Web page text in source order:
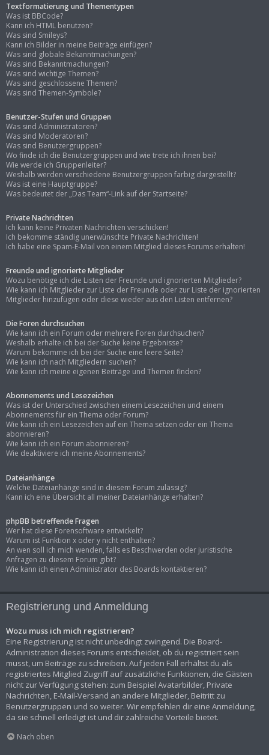
Textformatierung und Thementypen
Was ist BBCode?
Kann ich HTML benutzen?
Was sind Smileys?
Kann ich Bilder in meine Beiträge einfügen?
Was sind globale Bekanntmachungen?
Was sind Bekanntmachungen?
Was sind wichtige Themen?
Was sind geschlossene Themen?
Was sind Themen-Symbole?
Benutzer-Stufen und Gruppen
Was sind Administratoren?
Was sind Moderatoren?
Was sind Benutzergruppen?
Wo finde ich die Benutzergruppen und wie trete ich ihnen bei?
Wie werde ich Gruppenleiter?
Weshalb werden verschiedene Benutzergruppen farbig dargestellt?
Was ist eine Hauptgruppe?
Was bedeutet der „Das Team“-Link auf der Startseite?
Private Nachrichten
Ich kann keine Privaten Nachrichten verschicken!
Ich bekomme ständig unerwünschte Private Nachrichten!
Ich habe eine Spam-E-Mail von einem Mitglied dieses Forums erhalten!
Freunde und ignorierte Mitglieder
Wozu benötige ich die Listen der Freunde und ignorierten Mitglieder?
Wie kann ich Mitglieder zur Liste der Freunde oder zur Liste der ignorierten
Mitglieder hinzufügen oder diese wieder aus den Listen entfernen?
Die Foren durchsuchen
Wie kann ich ein Forum oder mehrere Foren durchsuchen?
Weshalb erhalte ich bei der Suche keine Ergebnisse?
Warum bekomme ich bei der Suche eine leere Seite?
Wie kann ich nach Mitgliedern suchen?
Wie kann ich meine eigenen Beiträge und Themen finden?
Abonnements und Lesezeichen
Was ist der Unterschied zwischen einem Lesezeichen und einem
Abonnements für ein Thema oder Forum?
Wie kann ich ein Lesezeichen auf ein Thema setzen oder ein Thema
abonnieren?
Wie kann ich ein Forum abonnieren?
Wie deaktiviere ich meine Abonnements?
Dateianhänge
Welche Dateianhänge sind in diesem Forum zulässig?
Kann ich eine Übersicht all meiner Dateianhänge erhalten?
phpBB betreffende Fragen
Wer hat diese Forensoftware entwickelt?
Warum ist Funktion x oder y nicht enthalten?
An wen soll ich mich wenden, falls es Beschwerden oder juristische
Anfragen zu diesem Forum gibt?
Wie kann ich einen Administrator des Boards kontaktieren?
Registrierung und Anmeldung
Wozu muss ich mich registrieren?
Eine Registrierung ist nicht unbedingt zwingend. Die Board-
Administration dieses Forums entscheidet, ob du registriert sein
musst, um Beiträge zu schreiben. Auf jeden Fall erhältst du als
registriertes Mitglied Zugriff auf zusätzliche Funktionen, die Gästen
nicht zur Verfügung stehen: zum Beispiel Avatarbilder, Private
Nachrichten, E-Mail-Versand an andere Mitglieder, Beitritt zu
Benutzergruppen und so weiter. Wir empfehlen dir eine Anmeldung,
da sie schnell erledigt ist und dir zahlreiche Vorteile bietet.
Nach oben